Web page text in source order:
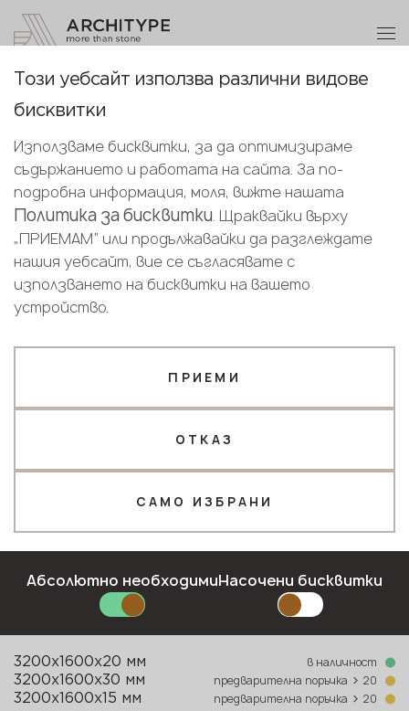
English
Bulgarian
+359 89 208 92 68
Станете партньор
2115 Azur Creme
Avant Quartz
Marble collection
Тип повърхност
3200x1600x20 мм в наличност
3200x1600x30 мм предварителна поръчка > 20
3200x1600x15 мм предварителна поръчка > 20
Станете
партньор
Изпратете вашите данни или ни се
обадете
+359 89 208 92 68
Вашият бизнес профил
Имейл*
Политика за поверителност
Благодарим ви!
Нашите мениджъри ще се свържат с
вас скоро
Този уебсайт използва различни видове
бисквитки
Използваме бисквитки, за да оптимизираме
съдържанието и работата на сайта. За по-
подробна информация, моля, вижте нашата
Политика за бисквитки. Щраквайки върху
„ПРИЕМАМ“ или продължавайки да разглеждате
нашия уебсайт, вие се съгласявате с
използването на бисквитки на вашето
устройство.
САМО ИЗБРАНИ
ОТКАЗ
ПРИЕМИ
Абсолютно необходимиНасочени бисквитки